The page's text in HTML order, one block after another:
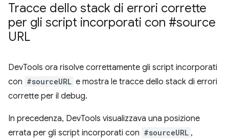
Tracce dello stack di errori corrette
per gli script incorporati con #source
URL
DevTools ora risolve correttamente gli script incorporati
con #sourceURL e mostra le tracce dello stack di errori
corrette per il debug.
In precedenza, DevTools visualizzava una posizione
errata per gli script incorporati con #sourceURL ,